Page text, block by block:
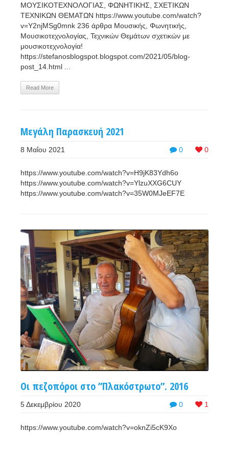
ΜΟΥΣΙΚΟΤΕΧΝΟΛΟΓΙΑΣ, ΦΩΝΗΤΙΚΗΣ, ΣΧΕΤΙΚΩΝ
ΤΕΧΝΙΚΩΝ ΘΕΜΑΤΩΝ https://www.youtube.com/watch?
v=Y2njMSg0mnk 236 άρθρα Μουσικής, Φωνητικής,
Μουσικοτεχνολογίας, Τεχνικών Θεμάτων σχετικών με
μουσικοτεχνολογία!
https://stefanosblogspot.blogspot.com/2021/05/blog-
post_14.html ...
Read More
Μεγάλη Παρασκευή 2021
0 0
8 Μαΐου 2021
https://www.youtube.com/watch?v=H9jK83Ydh6o
https://www.youtube.com/watch?v=YlzuXXG6CUY
https://www.youtube.com/watch?v=35W0MJeEF7E
Οι πεζοπόροι στο ”Πλακόστρωτο”. 2016
0 1
5 Δεκεμβρίου 2020
https://www.youtube.com/watch?v=oknZi5cK9Xo